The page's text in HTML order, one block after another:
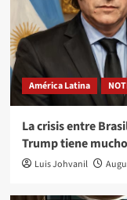
América Latina
La crisis entre
Trump tiene
Luis Johvanil